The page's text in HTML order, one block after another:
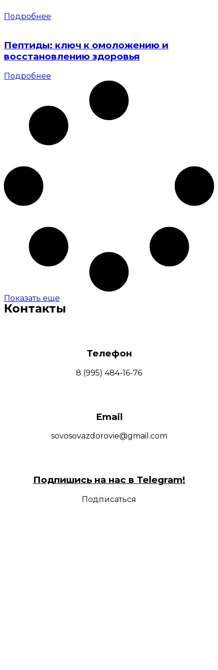
Подробнее
Пептиды: ключ к омоложению и
восстановлению здоровья
Подробнее
Показать еще
Контакты
Телефон
8 (995) 484-16-76
Email
sovosovazdorovie@gmail.com
Подпишись на нас в Telegram!
Подписаться